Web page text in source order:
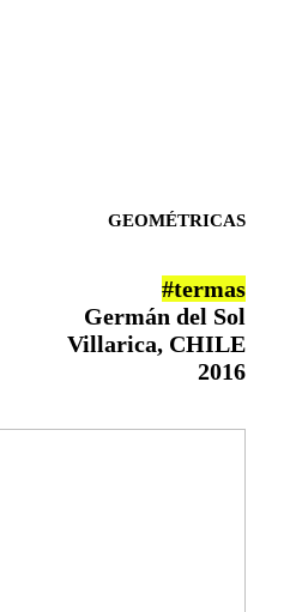
GEOMÉTRICAS
#termas
Germán del Sol
Villarica, CHILE
2016